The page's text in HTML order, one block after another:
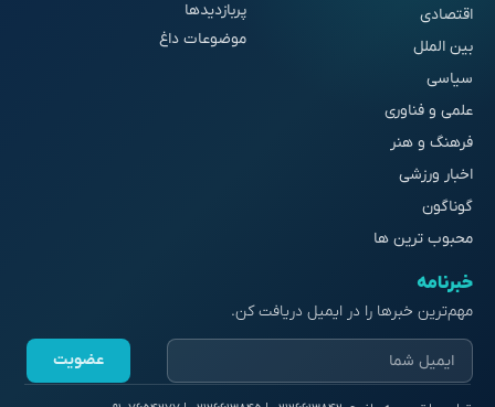
اقتصادی
بین الملل
سیاسی
علمی و فناوری
فرهنگ و هنر
اخبار ورزشی
گوناگون
محبوب ترین ها
پربازدیدها
موضوعات داغ
خبرنامه
مهم‌ترین خبرها را در ایمیل دریافت کن.
عضویت